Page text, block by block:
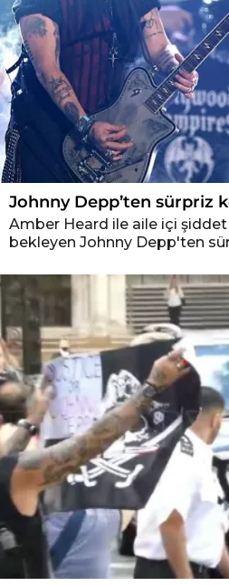
Johnny Depp’ten sürpriz
Amber Heard ile aile içi şiddet
bekleyen Johnny Depp'ten